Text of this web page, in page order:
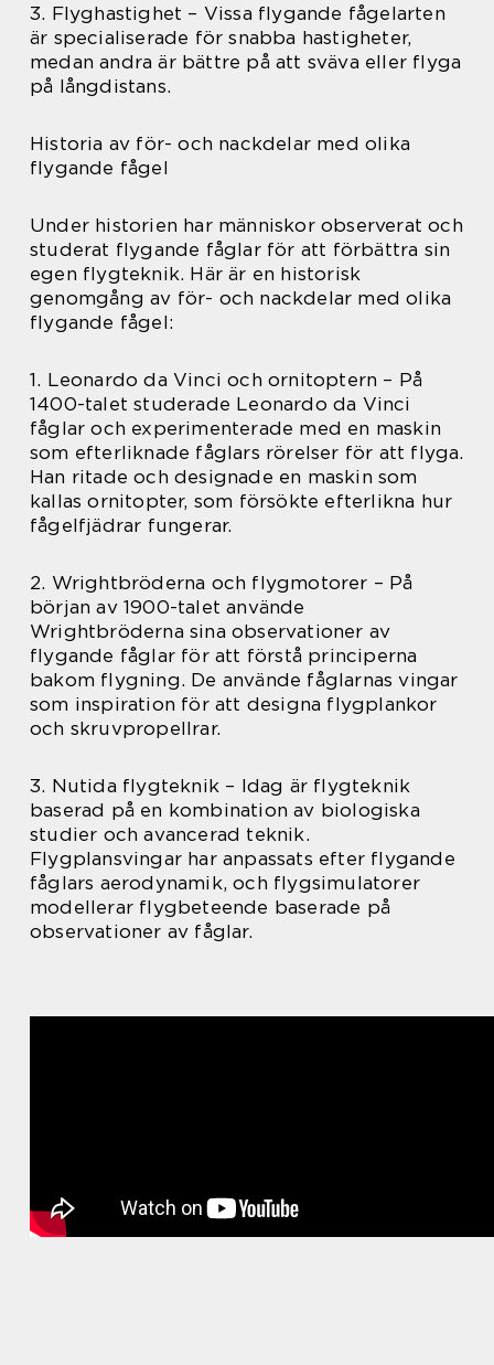
3. Flyghastighet – Vissa flygande fågelarten
är specialiserade för snabba hastigheter,
medan andra är bättre på att sväva eller flyga
på långdistans.
Historia av för- och nackdelar med olika
flygande fågel
Under historien har människor observerat och
studerat flygande fåglar för att förbättra sin
egen flygteknik. Här är en historisk
genomgång av för- och nackdelar med olika
flygande fågel:
1. Leonardo da Vinci och ornitoptern – På
1400-talet studerade Leonardo da Vinci
fåglar och experimenterade med en maskin
som efterliknade fåglars rörelser för att flyga.
Han ritade och designade en maskin som
kallas ornitopter, som försökte efterlikna hur
fågelfjädrar fungerar.
2. Wrightbröderna och flygmotorer – På
början av 1900-talet använde
Wrightbröderna sina observationer av
flygande fåglar för att förstå principerna
bakom flygning. De använde fåglarnas vingar
som inspiration för att designa flygplankor
och skruvpropellrar.
3. Nutida flygteknik – Idag är flygteknik
baserad på en kombination av biologiska
studier och avancerad teknik.
Flygplansvingar har anpassats efter flygande
fåglars aerodynamik, och flygsimulatorer
modellerar flygbeteende baserade på
observationer av fåglar.